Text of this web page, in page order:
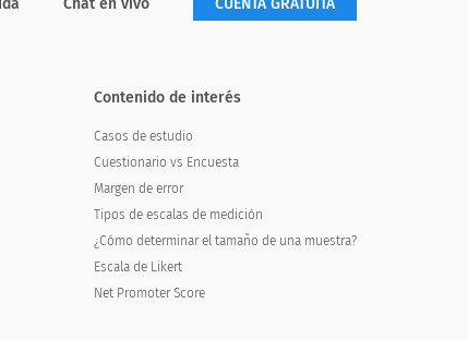
CUENTA GRATUITA
Contenido de interés
Casos de estudio
Cuestionario vs Encuesta
Margen de error
Tipos de escalas de medición
¿Cómo determinar el tamaño de una muestra?
Escala de Likert
Net Promoter Score